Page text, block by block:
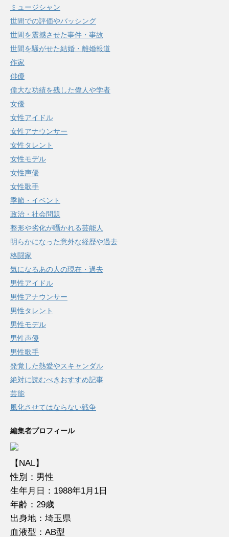
ミュージシャン
世間での評価やバッシング
世間を震撼させた事件・事故
世間を騒がせた結婚・離婚報道
作家
俳優
偉大な功績を残した偉人や学者
女優
女性アイドル
女性アナウンサー
女性タレント
女性モデル
女性声優
女性歌手
季節・イベント
政治・社会問題
整形や劣化が囁かれる芸能人
明らかになった意外な経歴や過去
格闘家
気になるあの人の現在・過去
男性アイドル
男性アナウンサー
男性タレント
男性モデル
男性声優
男性歌手
発覚した熱愛やスキャンダル
絶対に読むべきおすすめ記事
芸能
風化させてはならない戦争
編集者プロフィール
【NAL】
性別：男性
生年月日：1988年1月1日
年齢：29歳
出身地：埼玉県
血液型：AB型